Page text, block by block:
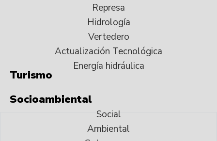
Represa
Hidrología
Vertedero
Actualización Tecnológica
Energía hidráulica
Turismo
Socioambiental
Social
Ambiental